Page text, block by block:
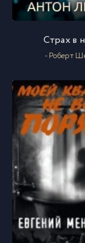
Страх в
- Роберт